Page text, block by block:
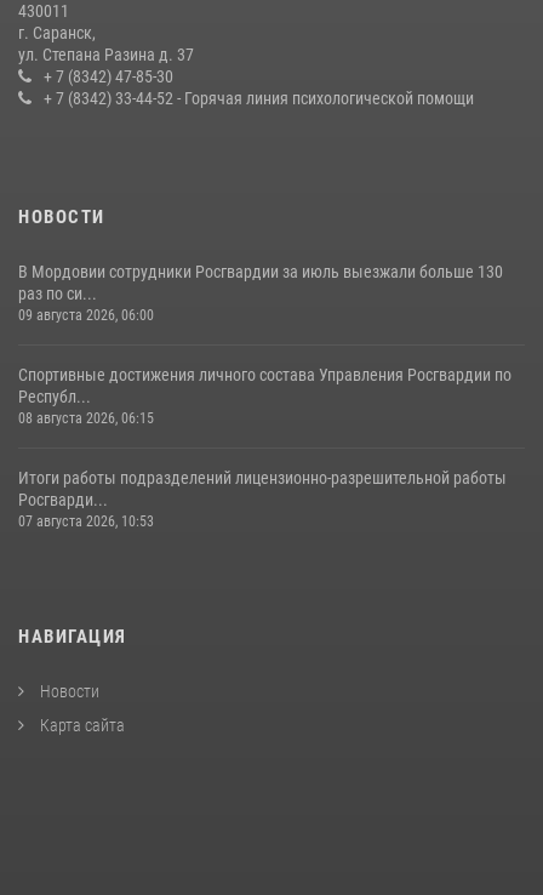
Сотрудники Росгвардии обеспечили безопасность Всероссийского
конкурса профмастерства в Саранске
23 июля 2026, 11:54 4
430011
г. Саранск,
ул. Степана Разина д. 37
+ 7 (8342) 47-85-30
+ 7 (8342) 33-44-52 - Горячая линия психологической помощи
НОВОСТИ
В Мордовии сотрудники Росгвардии за июль выезжали больше 130
раз по си...
09 августа 2026, 06:00
Спортивные достижения личного состава Управления Росгвардии по
Республ...
08 августа 2026, 06:15
Итоги работы подразделений лицензионно-разрешительной работы
Росгварди...
07 августа 2026, 10:53
НАВИГАЦИЯ
Новости
Карта сайта